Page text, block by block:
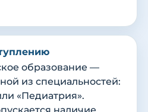
образование —
из специальностей:
«Педиатрия».